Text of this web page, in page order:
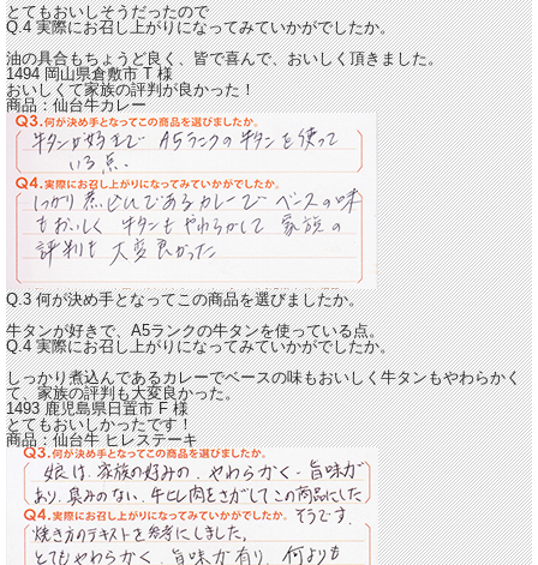
とてもおいしそうだったので
Q.4 実際にお召し上がりになってみていかがでしたか。
油の具合もちょうど良く、皆で喜んで、おいしく頂きました。
1494 岡山県倉敷市T様
おいしくて家族の評判が良かった！
商品：仙台牛カレー
Q.3 何が決め手となってこの商品を選びましたか。
牛タンが好きで、A5ランクの牛タンを使っている点。
Q.4 実際にお召し上がりになってみていかがでしたか。
しっかり煮込んであるカレーでベースの味もおいしく牛タンもやわらかく
て、家族の評判も大変良かった。
1493 鹿児島県日置市F様
とてもおいしかったです！
商品：仙台牛 ヒレステーキ